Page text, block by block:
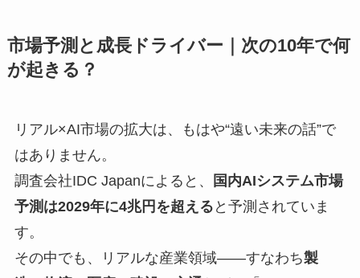
市場予測と成長ドライバー｜次の10年で何
が起きる？
リアル×AI市場の拡大は、もはや“遠い未来の話”で
はありません。
調査会社IDC Japanによると、
国内AIシステム市場
予測は2029年に4兆円を超える と予測されていま
す。
その中でも、リアルな産業領域――すなわち製